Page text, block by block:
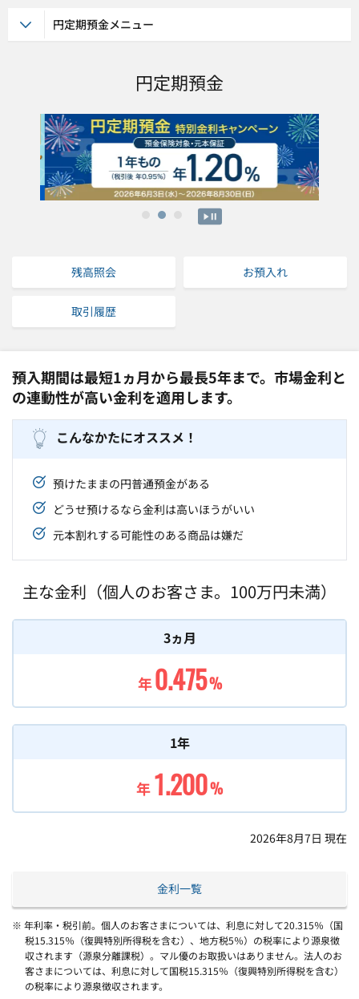
円定期預金
2
残高照会 お預入れ
取引履歴
預入期間は最短1ヵ月から最長5年まで。市場金利と
の連動性が高い金利を適用します。
こんなかたにオススメ！
預けたままの円普通預金がある
どうせ預けるなら金利は高いほうがいい
元本割れする可能性のある商品は嫌だ
主な金利（個人のお客さま。100万円未満）
3ヵ月
年0.475%
1年
年1.200%
2026年8月7日 現在
金利一覧
※ 年利率・税引前。個人のお客さまについては、利息に対して20.315％（国
税15.315％（復興特別所得税を含む）、地方税5％）の税率により源泉徴
収されます（源泉分離課税）。マル優のお取扱いはありません。法人のお
客さまについては、利息に対して国税15.315％（復興特別所得税を含む）
の税率により源泉徴収されます。
円定期預金メニュー